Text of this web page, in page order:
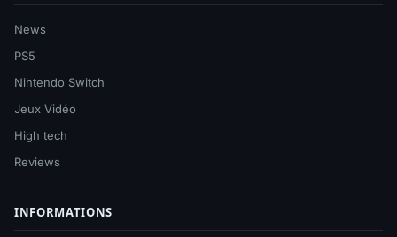
News
PS5
Nintendo Switch
Jeux Vidéo
High tech
Reviews
INFORMATIONS